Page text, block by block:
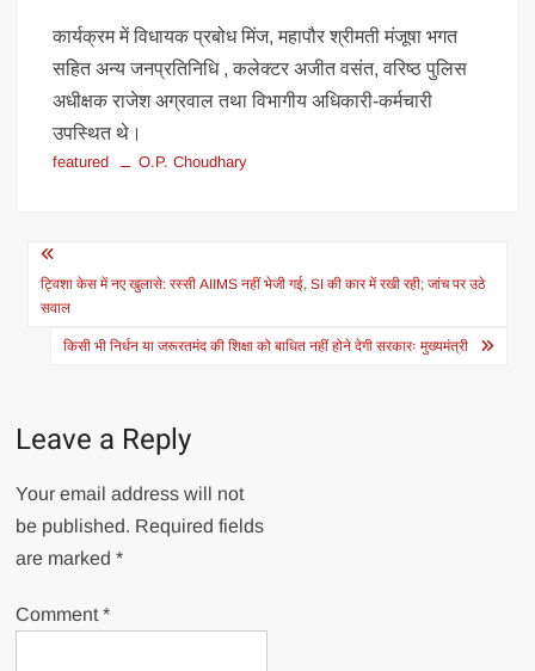
कार्यक्रम में विधायक प्रबोध मिंज, महापौर श्रीमती मंजूषा भगत
सहित अन्य जनप्रतिनिधि , कलेक्टर अजीत वसंत, वरिष्ठ पुलिस
अधीक्षक राजेश अग्रवाल तथा विभागीय अधिकारी-कर्मचारी
उपस्थित थे।
featured O.P. Choudhary
Post
navigation
ट्विशा केस में नए खुलासे: रस्सी AIIMS नहीं भेजी गई, SI की कार में रखी रही; जांच पर उठे
सवाल
किसी भी निर्धन या जरूरतमंद की शिक्षा को बाधित नहीं होने देगी सरकारः मुख्यमंत्री
Leave a Reply
Your email address will not
be published. Required fields
are marked*
Comment*